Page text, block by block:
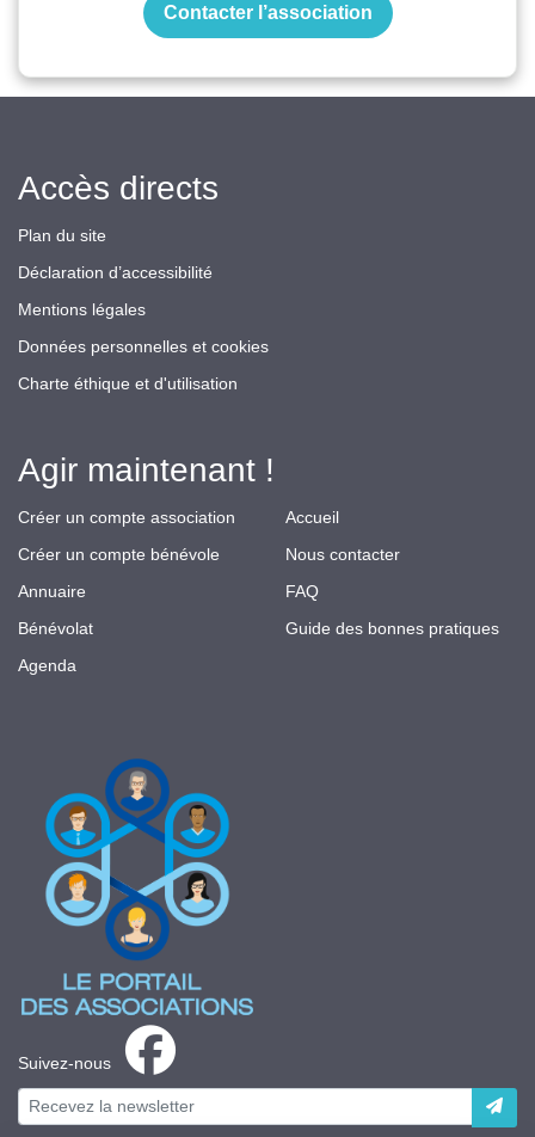
Contacter l’association
Suivez-nous
Accès directs
Plan du site
Déclaration d’accessibilité
Mentions légales
Données personnelles et cookies
Charte éthique et d'utilisation
Agir maintenant !
Créer un compte association
Créer un compte bénévole
Annuaire
Bénévolat
Agenda
Accueil
Nous contacter
FAQ
Guide des bonnes pratiques